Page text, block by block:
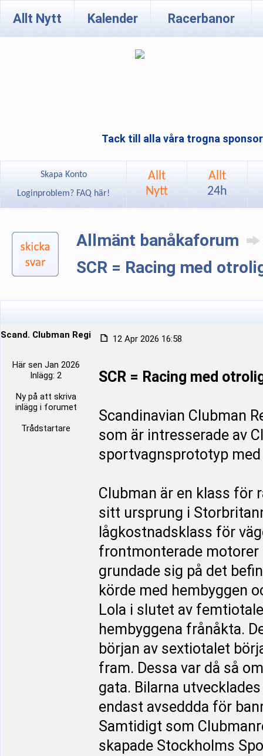
Allt Nytt Kalender Racerbanor
Tack till alla våra trogna
Skapa Konto
Loginproblem? FAQ här!
Allt
Nytt
Allt
24h
Allmänt banåkaforum
SCR = Racing med
Scand. Clubman Register
Här sen Jan 2026
Inlägg: 2
Ny på att skriva
inlägg i forumet
Trådstartare
12 Apr 2026 16:58
SCR = Racing med
Scandinavian Clubman
som är intresserade av
sportvagnsprototyp
Clubman är en klass för
sitt ursprung i
lågkostnadsklass för
frontmonterade motorer
grundade sig på det
körde med hembyggen
Lola i slutet av
hembyggena frånåkta.
början av sextiotalet
fram. Dessa var då så
gata. Bilarna
endast avseddda för
Samtidigt som
skapade Stockholms